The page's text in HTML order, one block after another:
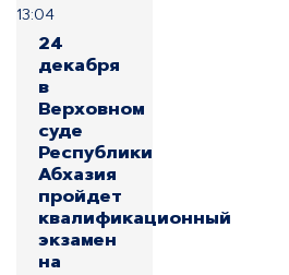
13:04
24
декабря
в
Верховном
суде
Республики
Абхазия
пройдет
квалификационный
экзамен
на